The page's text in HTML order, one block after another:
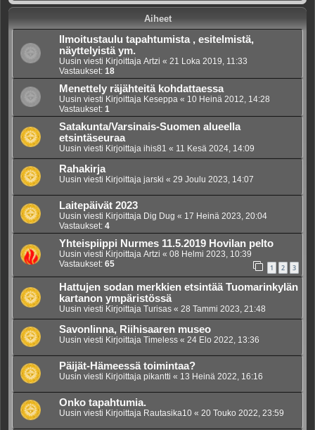
Aiheet
Ilmoitustaulu tapahtumista , esitelmistä,
näyttelyistä ym.
Uusin viesti Kirjoittaja Artzi « 21 Loka 2019, 11:33
Vastaukset: 18
Menettely räjähteitä kohdattaessa
Uusin viesti Kirjoittaja Keseppa « 10 Heinä 2012, 14:28
Vastaukset: 1
Satakunta/Varsinais-Suomen alueella
etsintäseuraa
Uusin viesti Kirjoittaja ihis81 « 11 Kesä 2024, 14:09
Rahakirja
Uusin viesti Kirjoittaja jarski « 29 Joulu 2023, 14:07
Laitepäivät 2023
Uusin viesti Kirjoittaja Dig Dug « 17 Heinä 2023, 20:04
Vastaukset: 4
Yhteispiippi Nurmes 11.5.2019 Hovilan pelto
Uusin viesti Kirjoittaja Artzi « 08 Helmi 2023, 10:39
Vastaukset: 65 1 2 3
Hattujen sodan merkkien etsintää Tuomarinkylän
kartanon ympäristössä
Uusin viesti Kirjoittaja Turisas « 28 Tammi 2023, 21:48
Savonlinna, Riihisaaren museo
Uusin viesti Kirjoittaja Timeless « 24 Elo 2022, 13:36
Päijät-Hämeessä toimintaa?
Uusin viesti Kirjoittaja pikantti « 13 Heinä 2022, 16:16
Onko tapahtumia.
Uusin viesti Kirjoittaja Rautasika10 « 20 Touko 2022, 23:59